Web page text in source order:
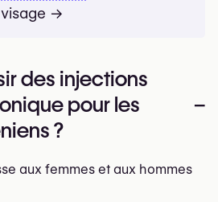
→
des injections
pour les
?
–
aux femmes et aux hommes